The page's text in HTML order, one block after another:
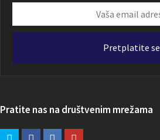
email
Pretplatite se
Pratite nas na društvenim mrežama